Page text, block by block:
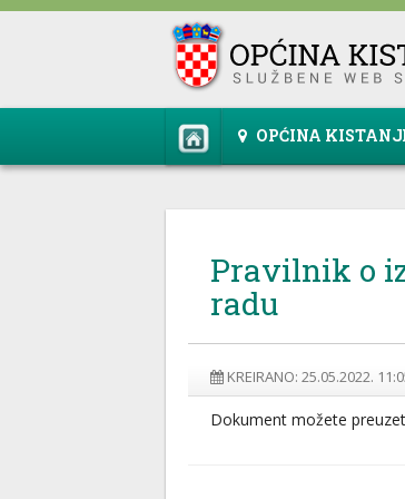
OPĆINA
Pravilnik o
radu
KREIRANO: 25.05.2022.
Dokument možete